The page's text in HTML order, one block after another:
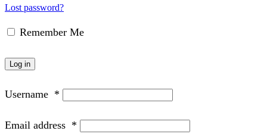
Lost password?
Remember Me
Log in
Username *
Email address *